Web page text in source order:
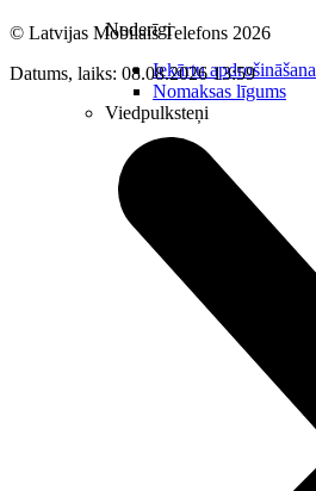
Noderīgi
Iekārtu apdrošināšana
Nomaksas līgums
Viedpulksteņi
© Latvijas Mobilais Telefons 2026
Datums, laiks: 08.08.2026 13:59